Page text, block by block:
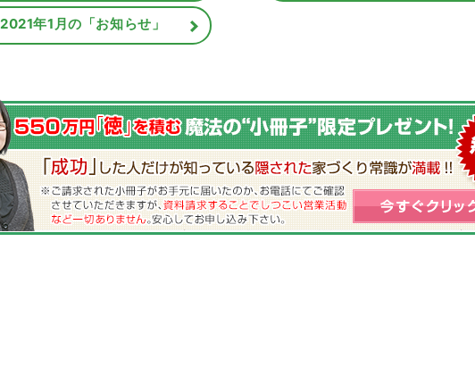
2021年1月の「お知らせ」